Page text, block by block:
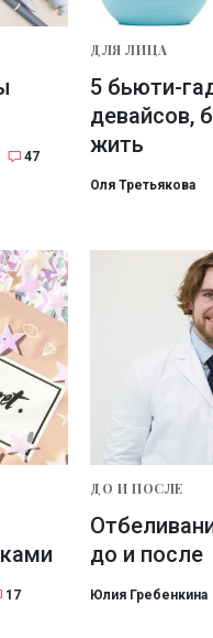
47
ДЛЯ ЛИЦА
5 бьюти-
девайсов,
жить
Оля Третьякова
17
ДО И ПОСЛЕ
до и после
Юлия Гребенкина